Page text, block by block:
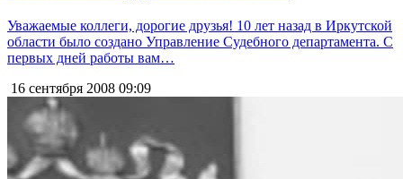
Уважаемые коллеги, дорогие друзья! 10 лет назад в Иркутской
области было создано Управление Судебного департамента. С
первых дней работы вам…
16 сентября 2008 09:09